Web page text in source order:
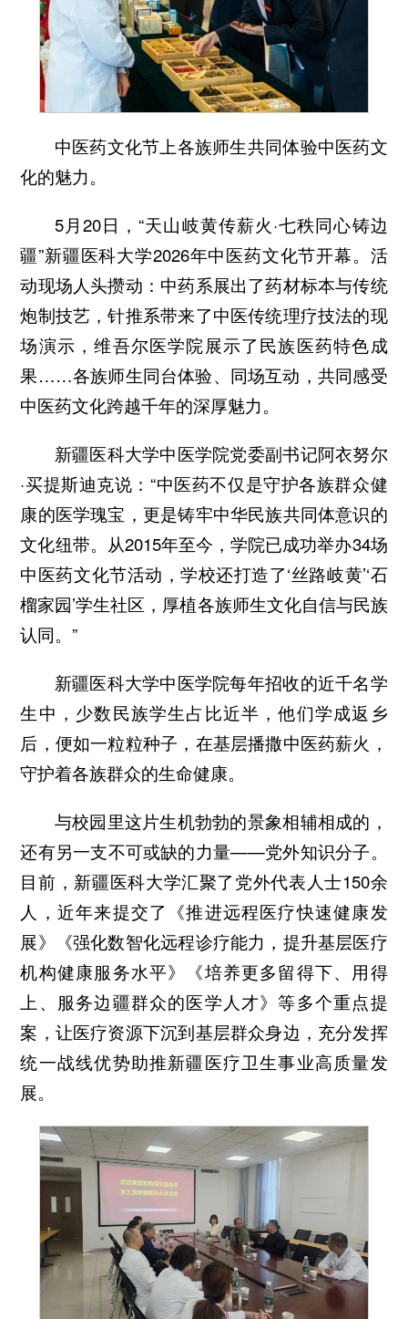
中医药文化节上各族师生共同体验中医药文
化的魅力。
5月20日，“天山岐黄传薪火·七秩同心铸边
疆”新疆医科大学2026年中医药文化节开幕。活
动现场人头攒动：中药系展出了药材标本与传统
炮制技艺，针推系带来了中医传统理疗技法的现
场演示，维吾尔医学院展示了民族医药特色成
果……各族师生同台体验、同场互动，共同感受
中医药文化跨越千年的深厚魅力。
新疆医科大学中医学院党委副书记阿衣努尔
·买提斯迪克说：“中医药不仅是守护各族群众健
康的医学瑰宝，更是铸牢中华民族共同体意识的
文化纽带。从2015年至今，学院已成功举办34场
中医药文化节活动，学校还打造了‘丝路岐黄’‘石
榴家园’学生社区，厚植各族师生文化自信与民族
认同。”
新疆医科大学中医学院每年招收的近千名学
生中，少数民族学生占比近半，他们学成返乡
后，便如一粒粒种子，在基层播撒中医药薪火，
守护着各族群众的生命健康。
与校园里这片生机勃勃的景象相辅相成的，
还有另一支不可或缺的力量——党外知识分子。
目前，新疆医科大学汇聚了党外代表人士150余
人，近年来提交了《推进远程医疗快速健康发
展》《强化数智化远程诊疗能力，提升基层医疗
机构健康服务水平》《培养更多留得下、用得
上、服务边疆群众的医学人才》等多个重点提
案，让医疗资源下沉到基层群众身边，充分发挥
统一战线优势助推新疆医疗卫生事业高质量发
展。